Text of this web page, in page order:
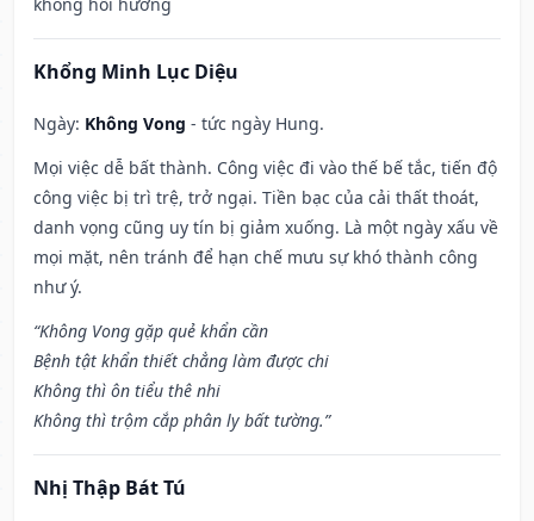
Khổng Minh Lục Diệu
Ngày: Không Vong - tức ngày Hung.
Mọi việc dễ bất thành. Công việc đi vào thế bế tắc, tiến độ
công việc bị trì trệ, trở ngại. Tiền bạc của cải thất thoát,
danh vọng cũng uy tín bị giảm xuống. Là một ngày xấu về
mọi mặt, nên tránh để hạn chế mưu sự khó thành công
như ý.
“Không Vong gặp quẻ khẩn cần
Bệnh tật khẩn thiết chẳng làm được chi
Không thì ôn tiểu thê nhi
Không thì trộm cắp phân ly bất tường.”
Nhị Thập Bát Tú